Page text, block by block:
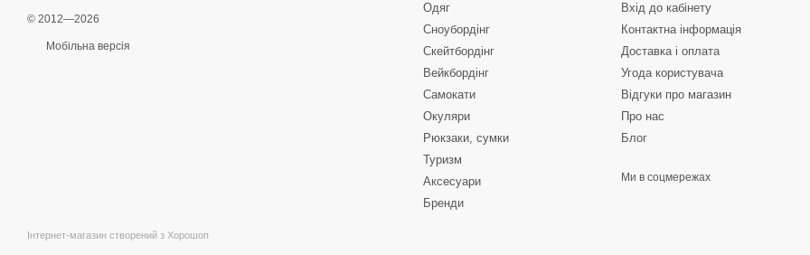
© 2012—2026
Мобільна версія
Інтернет-магазин створений з Хорошоп
Одяг
Сноубордiнг
Скейтбордінг
Вейкбордінг
Самокати
Окуляри
Рюкзаки, сумки
Туризм
Аксесуари
Бренди
Вхід до кабінету
Контактна інформація
Доставка і оплата
Угода користувача
Відгуки про магазин
Про нас
Блог
Ми в соцмережах